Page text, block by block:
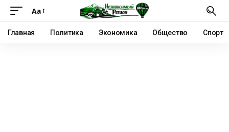
Аа
Главная Политика Экономика Общество Спорт